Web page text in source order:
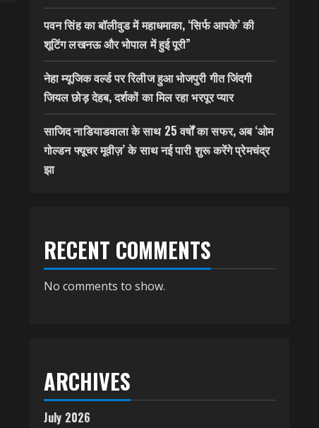
पवन सिंह का बॉलीवुड में महाधमाका, ‘सिर्फ आपके’ की
शूटिंग लखनऊ और भोपाल में हुई पूरी”
नेहा म्यूजिक वर्ल्ड पर रिलीज हुआ भोजपुरी गीत जिंदगी
जियल छोड़ देहब, दर्शकों का मिल रहा भरपूर प्यार
साजिद नाडियाडवाला के साथ 25 वर्षों का सफर, अब ‘ओम
गोल्डन फ्यूचर मूवीज़’ के साथ नई पारी शुरू करेंगे प्रेमचंद्र
झा
RECENT COMMENTS
No comments to show.
ARCHIVES
July 2026